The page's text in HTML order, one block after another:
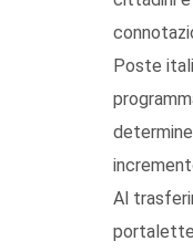
Poste
Al